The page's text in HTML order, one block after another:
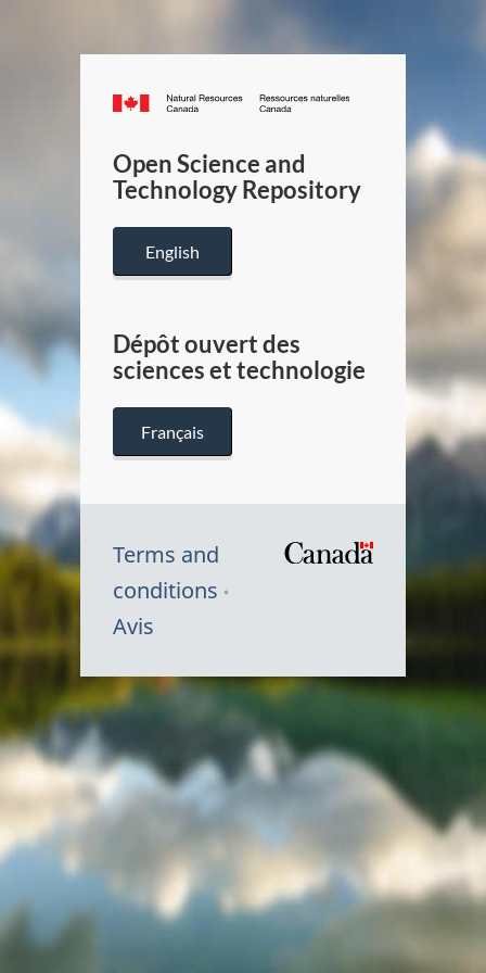
Canada.ca
/
Canada
Open Science and
Technology Repository
English
Dépôt ouvert des
sciences et technologie
Français
Terms and
conditions
Avis
Symbole
du